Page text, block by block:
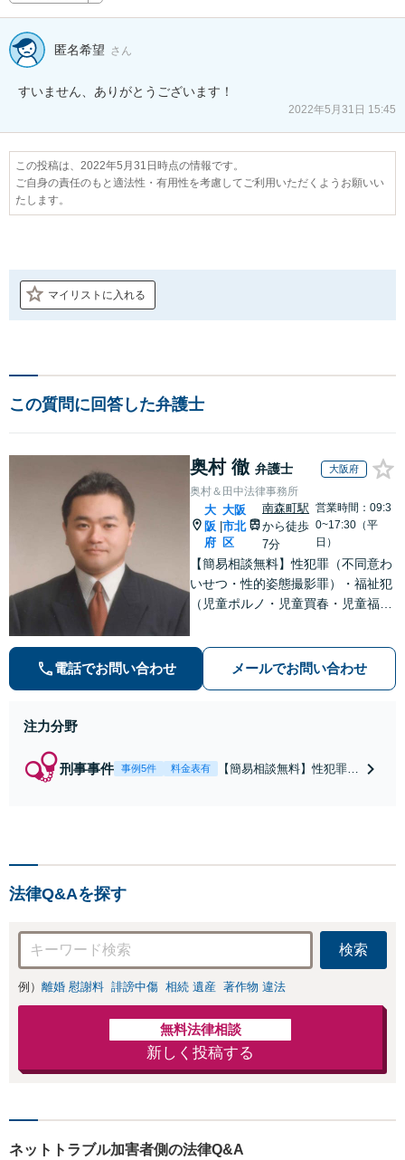
匿名希望 さん
すいません、ありがとうございます！
2022年5月31日 15:45
この投稿は、2022年5月31日時点の情報です。
ご自身の責任のもと適法性・有用性を考慮してご利用いただくようお願いい
たします。
マイリストに入れる
この質問に回答した弁護士
奥村 徹 弁護士 大阪府
奥村＆田中法律事務所
大
阪
府
大阪
市北
区
南森町駅
から徒歩
7分
営業時間：09:3
0~17:30（平
日）
【簡易相談無料】性犯罪（不同意わ
いせつ・性的姿態撮影罪）・福祉犯
（児童ポルノ・児童買春・児童福祉
等）に非常に詳しい弁護士です
電話でお問い合わせ メールでお問い合わせ
注力分野
刑事事件 事例5件 料金表有
【簡易相談無料】性犯罪
法律Q&Aを探す
検索
例） 離婚 慰謝料 誹謗中傷 相続 遺産 著作物 違法
無料法律相談
新しく投稿する
ネットトラブル加害者側の法律Q&A